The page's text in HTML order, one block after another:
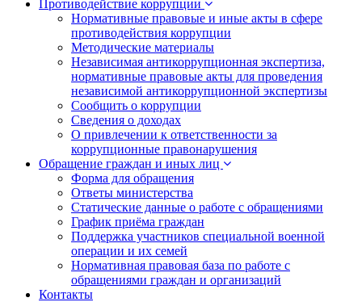
Противодействие коррупции
Нормативные правовые и иные акты в сфере
противодействия коррупции
Методические материалы
Независимая антикоррупционная экспертиза,
нормативные правовые акты для проведения
независимой антикоррупционной экспертизы
Сообщить о коррупции
Сведения о доходах
О привлечении к ответственности за
коррупционные правонарушения
Обращение граждан и иных лиц
Форма для обращения
Ответы министерства
Статические данные о работе с обращениями
График приёма граждан
Поддержка участников специальной военной
операции и их семей
Нормативная правовая база по работе с
обращениями граждан и организаций
Контакты